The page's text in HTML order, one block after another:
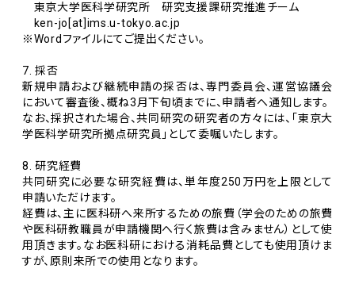
東京大学医科学研究所 研究支援課研究推進チーム
ken-jo[at]ims.u-tokyo.ac.jp
※Wordファイルにてご提出ください。
7. 採否
新規申請および継続申請の採否は、専門委員会、運営協議会
において審査後、概ね3月下旬頃までに、申請者へ通知します。
なお、採択された場合、共同研究の研究者の方々には、「東京大
学医科学研究所拠点研究員」として委嘱いたします。
8. 研究経費
共同研究に必要な研究経費は、単年度250万円を上限として
申請いただけます。
経費は、主に医科研へ来所するための旅費（学会のための旅費
や医科研教職員が申請機関へ行く旅費は含みません）として使
用頂きます。なお医科研における消耗品費としても使用頂けま
すが、原則来所での使用となります。